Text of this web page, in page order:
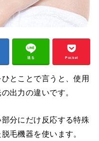
送る Pocket
とことで言うと、使用
出力の違いです。
分にだけ反応する特殊
毛機器を使います。